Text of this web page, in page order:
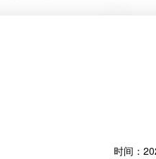
时间：